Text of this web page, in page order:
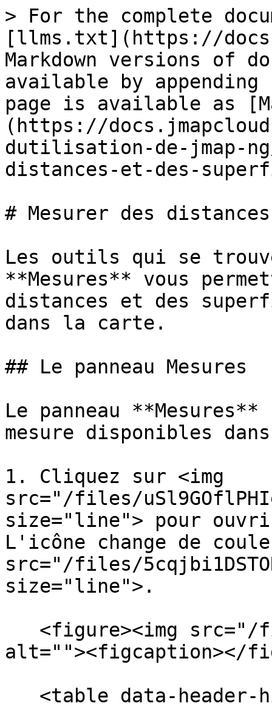
> For the complete
[llms.txt](https://
Markdown versions of
available by
page is available as
(https://
dutilisation-de-jmap-
distances-et-des-
# Mesurer des
Les outils qui se
**Mesures** vous
distances et des
dans la carte.
## Le panneau Mesures
Le panneau
mesure disponibles
1. Cliquez sur <img
src="/files/
size="line"> pour
L'icône change de
src="/files/
size="line">.
alt=""><figcaption></